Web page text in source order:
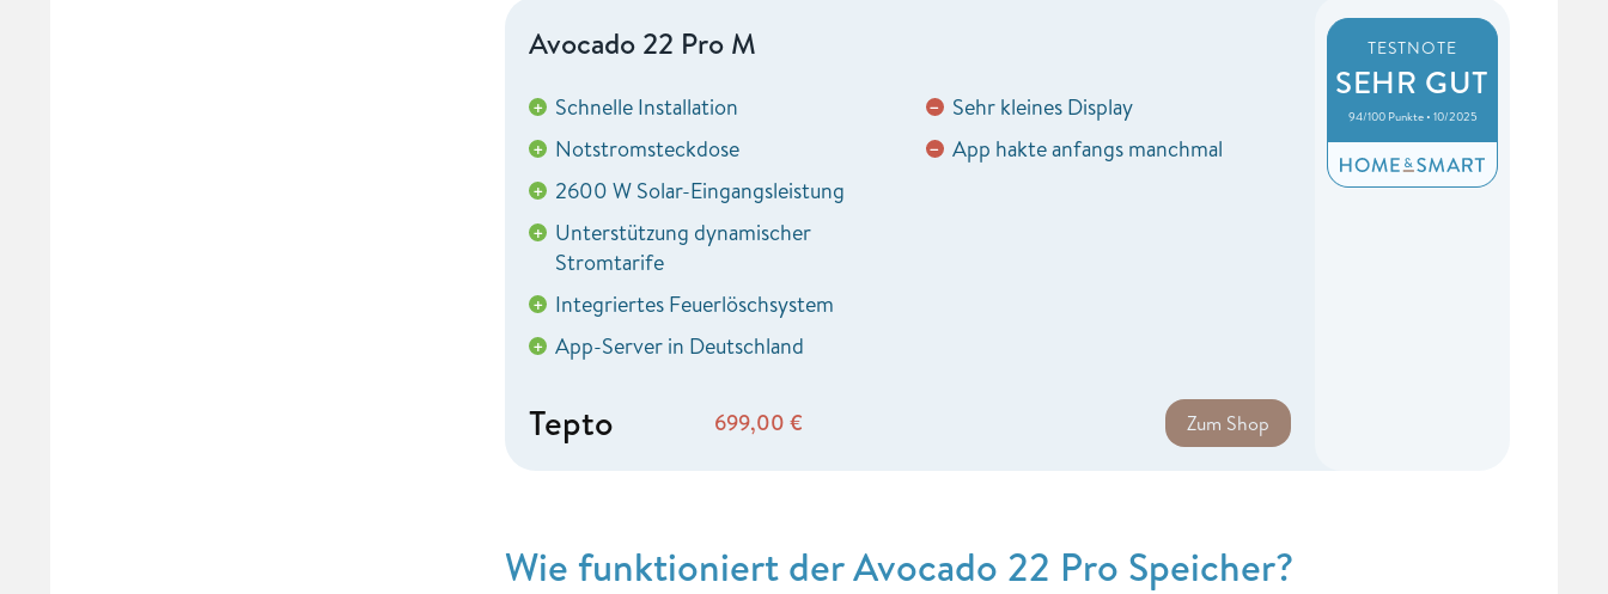
Avocado 22 Pro M
+ Schnelle Installation
+ Notstromsteckdose
+ 2600 W Solar-Eingangsleistung
+ Unterstützung dynamischer
Stromtarife
+ Integriertes Feuerlöschsystem
+ App-Server in Deutschland
− Sehr kleines Display
− App hakte anfangs manchmal
Tepto 699,00 € Zum Shop
TESTNOTE
SEHR GUT
94/100 Punkte • 10/2025
Wie funktioniert der Avocado 22 Pro Speicher?